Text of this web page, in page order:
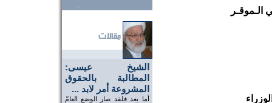
..
الشيخ عيسى:
المطالبة بالحقوق
المشروعة أمر لابد ...
أما بعد فلقد صار الوضع العامّ